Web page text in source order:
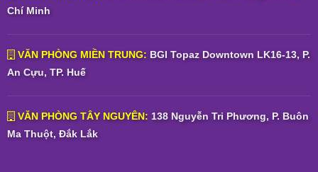
Chí Minh
VĂN PHÒNG MIỀN TRUNG: BGI Topaz Downtown LK16-13, P.
An Cựu, TP. Huế
VĂN PHÒNG TÂY NGUYÊN: 138 Nguyễn Tri Phương, P. Buôn
Ma Thuột, Đắk Lắk